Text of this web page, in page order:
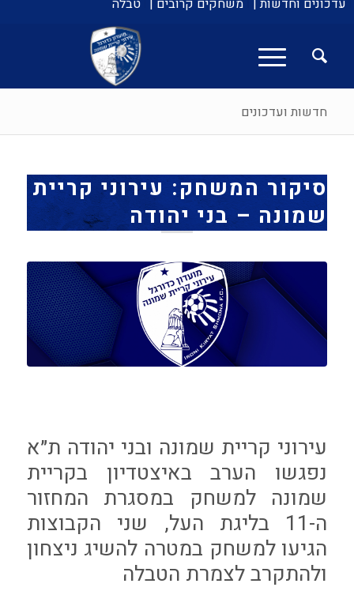
עדכונים וחדשות | משחקים קרובים | טבלה
חדשות ועדכונים
סיקור המשחק: עירוני קריית
שמונה – בני יהודה
עירוני קריית שמונה ובני יהודה ת״א
נפגשו הערב באיצטדיון בקריית
שמונה למשחק במסגרת המחזור
ה-11 בליגת העל, שני הקבוצות
הגיעו למשחק במטרה להשיג ניצחון
ולהתקרב לצמרת הטבלה